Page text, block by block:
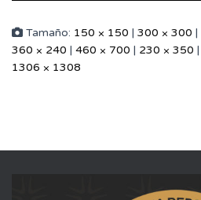
Tamaño: 150 × 150 | 300 × 300 |
360 × 240 | 460 × 700 | 230 × 350 |
1306 × 1308